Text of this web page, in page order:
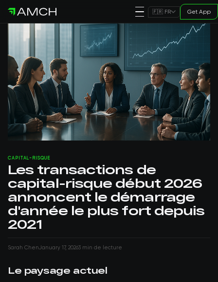
🇫🇷 FR Get App
CAPITAL-RISQUE
Les transactions de
capital-risque début 2026
annoncent le démarrage
d'année le plus fort depuis
2021
Sarah ChenJanuary 17, 20263 min de lecture
Le paysage actuel